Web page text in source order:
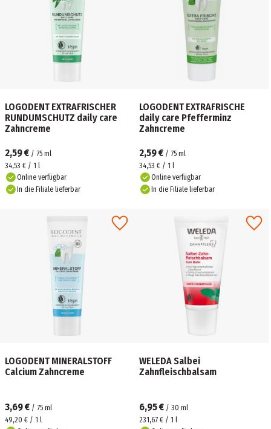
LOGODENT EXTRAFRISCHER
RUNDUMSCHUTZ daily care
Zahncreme
2,59 € / 75 ml
34,53 € / 1 l
Online verfügbar
In die Filiale lieferbar
LOGODENT EXTRAFRISCHE
daily care Pfefferminz
Zahncreme
2,59 € / 75 ml
34,53 € / 1 l
Online verfügbar
In die Filiale lieferbar
LOGODENT MINERALSTOFF
Calcium Zahncreme
3,69 € / 75 ml
49,20 € / 1 l
WELEDA Salbei
Zahnfleischbalsam
6,95 € / 30 ml
231,67 € / 1 l